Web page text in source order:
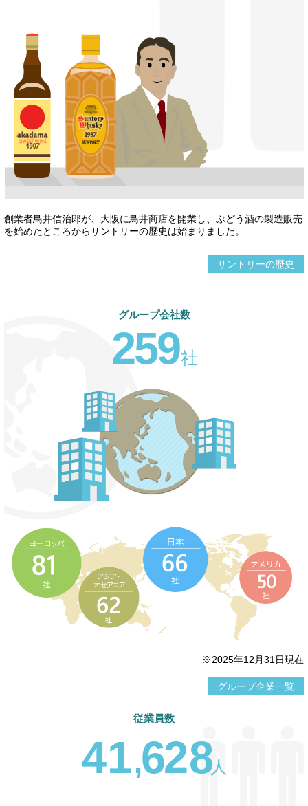
創業者鳥井信治郎が、大阪に鳥井商店を開業し、ぶどう酒の製造販売
を始めたところからサントリーの歴史は始まりました。
サントリーの歴史
グループ会社数
259社
※2025年12月31日現在
グループ企業一覧
従業員数
41,628人